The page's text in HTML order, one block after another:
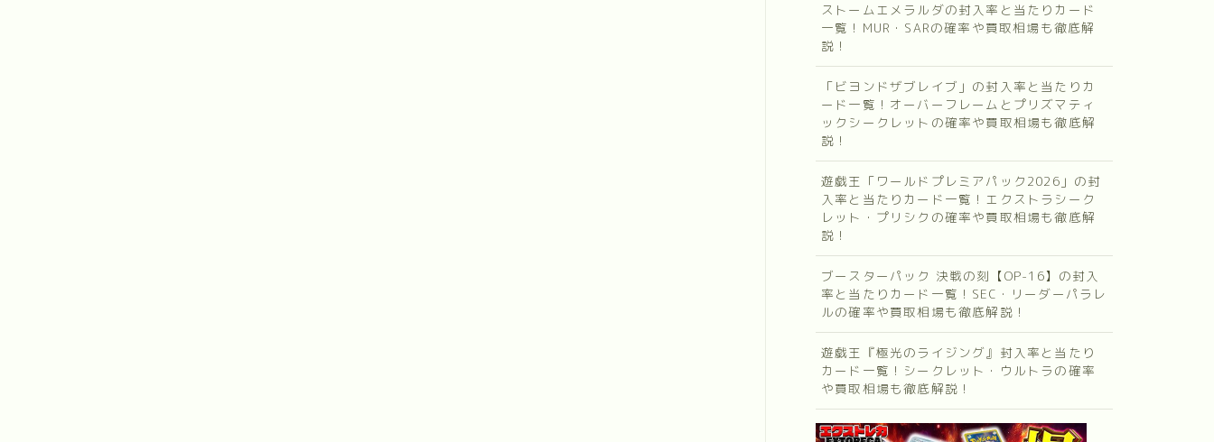
ストームエメラルダの封入率と当たりカード
一覧！MUR・SARの確率や買取相場も徹底解
説！
「ビヨンドザブレイブ」の封入率と当たりカ
ード一覧！オーバーフレームとプリズマティ
ックシークレットの確率や買取相場も徹底解
説！
遊戯王「ワールドプレミアパック2026」の封
入率と当たりカード一覧！エクストラシーク
レット・プリシクの確率や買取相場も徹底解
説！
ブースターパック 決戦の刻【OP-16】の封入
率と当たりカード一覧！SEC・リーダーパラレ
ルの確率や買取相場も徹底解説！
遊戯王『極光のライジング』封入率と当たり
カード一覧！シークレット・ウルトラの確率
や買取相場も徹底解説！